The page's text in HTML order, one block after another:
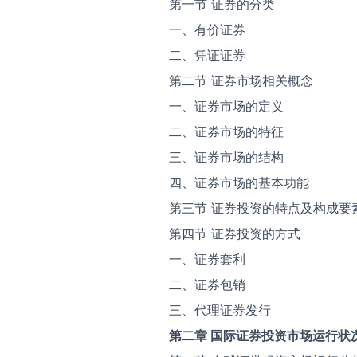
第一节 证券的分类
一、有价证券
二、凭证证券
第二节 证券市场相关概念
一、证券市场的定义
二、证券市场的特征
三、证券市场的结构
四、证券市场的基本功能
第三节 证券投资的特点及构成要
第四节 证券投资的方式
一、证券套利
二、证券包销
三、代理证券发行
第二章 国际证券投资市场运行状